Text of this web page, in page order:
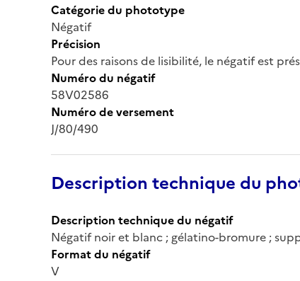
Catégorie du phototype
Négatif
Précision
Pour des raisons de lisibilité, le négatif est
Numéro du négatif
58V02586
Numéro de versement
J/80/490
Description technique du
Description technique du négatif
Négatif noir et blanc ; gélatino-bromure ;
Format du négatif
V